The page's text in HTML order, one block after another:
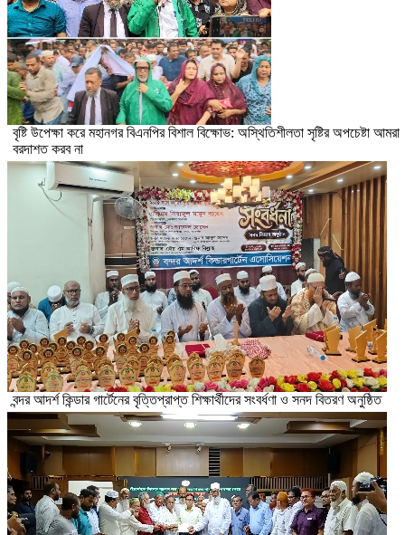
বৃষ্টি উপেক্ষা করে মহানগর বিএনপির বিশাল বিক্ষোভ: অস্থিতিশীলতা সৃষ্টির অপচেষ্টা আমরা
বরদাশত করব না
বন্দর আদর্শ কিন্ডার গার্টেনের বৃত্তিপ্রাপ্ত শিক্ষার্থীদের সংবর্ধণা ও সনদ বিতরণ অনুষ্ঠিত